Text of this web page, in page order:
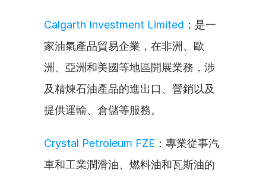
Calgarth Investment Limited ：是一
家油氣產品貿易企業，在非洲、歐
洲、亞洲和美國等地區開展業務，涉
及精煉石油產品的進出口、營銷以及
提供運輸、倉儲等服務。
Crystal Petroleum FZE ：專業從事汽
車和工業潤滑油、燃料油和瓦斯油的